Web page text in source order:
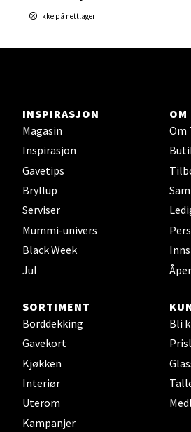
Ikke på nettlager
INSPIRASJON
Magasin
Inspirasjon
Gavetips
Bryllup
Serviser
Mummi-univers
Black Week
Jul
OM
Om
SORTIMENT
Borddekking
Gavekort
Kjøkken
Interiør
Uterom
Kampanjer
Bli
Ski - Thon Senter Ski
Ski Storsenter,
Sortland - Sortland
Strangata 26, 8400 Sortland
Åpent i dag 10-19
Steinkjer - Thon
Sjøfartsgata 2, 7714 Steinkjer
Åpent i dag 10-20